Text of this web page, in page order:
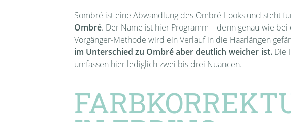
Sombré ist eine Abwandlung des Ombré-Looks und steht
Ombré. Der Name ist hier Programm – denn genau wie bei
Vorgänger-Methode wird ein Verlauf in die Haarlängen
im Unterschied zu Ombré aber deutlich weicher ist. Die
umfassen hier lediglich zwei bis drei Nuancen.